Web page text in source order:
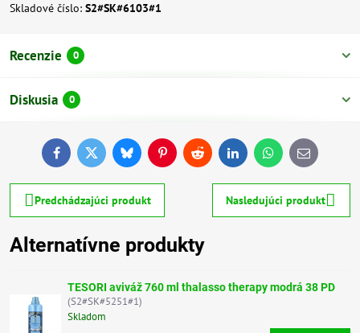
Skladové číslo: S2#SK#6103#1
Recenzie 0
Diskusia 0
FacebookTwitterBlueskyPinterestReddit LinkedInWhatsApp
E-
mail
Predchádzajúci produkt Nasledujúci produkt
Alternatívne produkty
TESORI aviváž 760 ml thalasso therapy modrá 38 PD
(S2#SK#5251#1)
Skladom